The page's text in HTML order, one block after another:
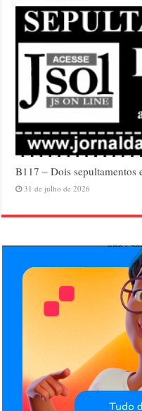
B117 – Dois sepultamentos
31 de julho de 2026